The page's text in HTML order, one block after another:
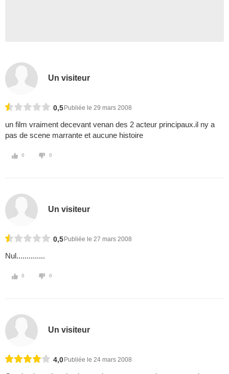
Un visiteur
0,5 Publiée le 29 mars 2008
un film vraiment decevant venan des 2 acteur principaux.il ny a
pas de scene marrante et aucune histoire
0 0
Un visiteur
0,5 Publiée le 27 mars 2008
Nul..............
0 0
Un visiteur
4,0 Publiée le 24 mars 2008